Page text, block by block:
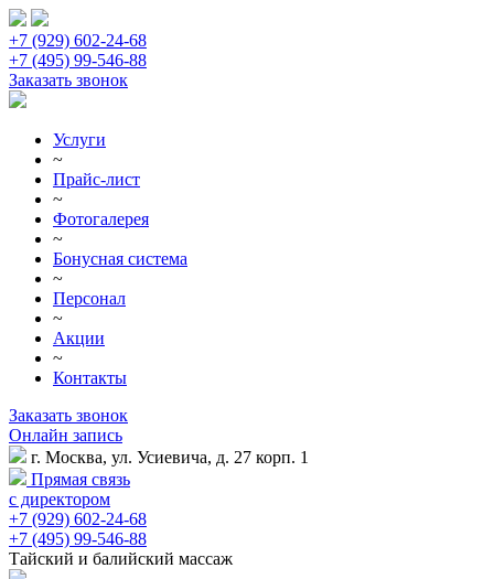
+7 (929) 602-24-68
+7 (495) 99-546-88
Заказать звонок
Услуги
~
Прайс-лист
~
Фотогалерея
~
Бонусная система
~
Персонал
~
Акции
~
Контакты
Заказать звонок
Онлайн запись
г. Москва, ул. Усиевича, д. 27 корп. 1
Прямая связь
с директором
+7 (929) 602-24-68
+7 (495) 99-546-88
Тайский и балийский массаж